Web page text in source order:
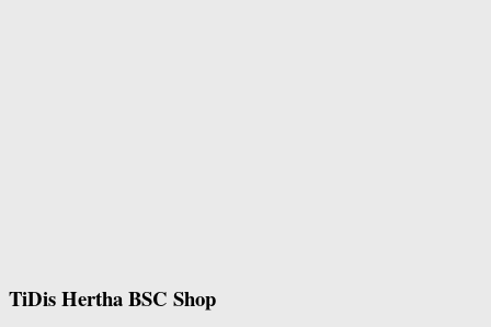
TiDis Hertha BSC Shop